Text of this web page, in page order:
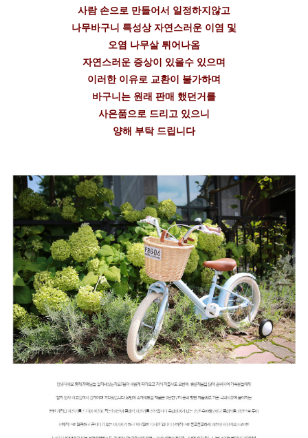
사람 손으로 만들어서 일정하지않고
나무바구니 특성상 자연스러운 이염 및
오염 나무살 튀어나옴
자연스러운 증상이 있을수 있으며
이러한 이유로 교환이 불가하며
바구니는 원래 판매 했던거를
사은품으로 드리고 있으니
양해 부탁 드립니다